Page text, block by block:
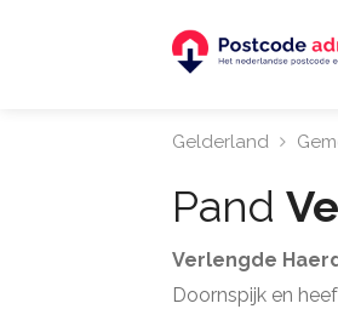
Gelderland
Pand
Verlengde
Doornspijk en